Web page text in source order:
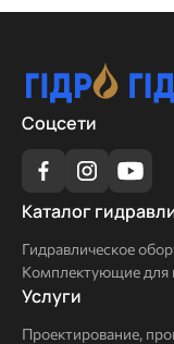
Соцсети
Каталог
Каталог
Гидравлическое
Комплектующие для
Услуги
Услуги
Проектирование,